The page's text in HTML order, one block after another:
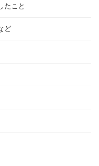
たこと
ど